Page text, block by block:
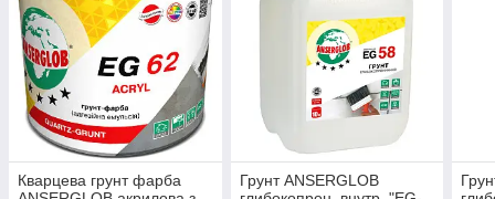
Кварцева грунт фарба
Грунт ANSERGLOB